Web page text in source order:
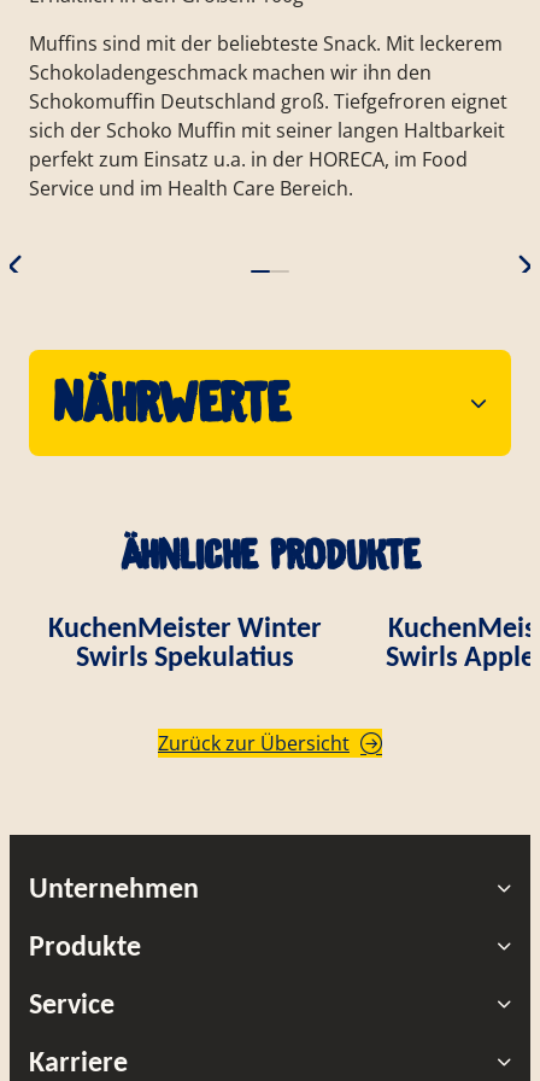
Muffins sind mit der beliebteste Snack. Mit leckerem
Schokoladengeschmack machen wir ihn den
Schokomuffin Deutschland groß. Tiefgefroren eignet
sich der Schoko Muffin mit seiner langen Haltbarkeit
perfekt zum Einsatz u.a. in der HORECA, im Food
Service und im Health Care Bereich.
Nährwerte
Ähnliche Produkte
KuchenMeister Winter
Swirls Spekulatius
Swirls
Zurück zur Übersicht
Unternehmen
Produkte
Service
Karriere